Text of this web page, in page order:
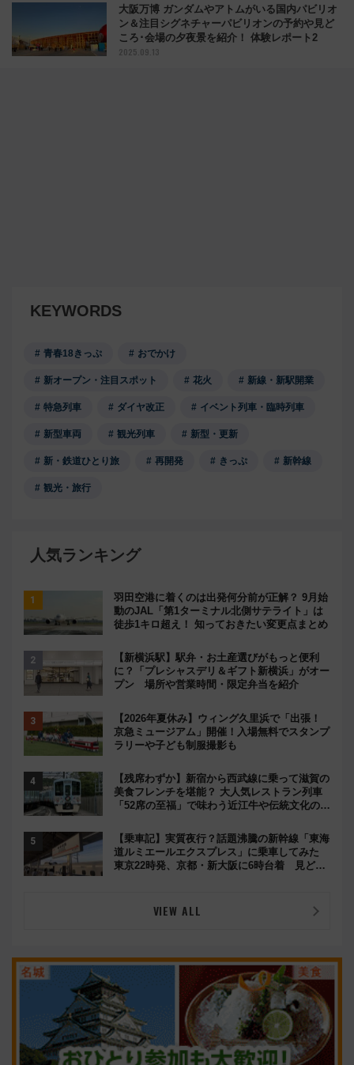
大阪万博 ガンダムやアトムがいる国内パビリオ
ン＆注目シグネチャーパビリオンの予約や見ど
ころ･会場の夕夜景を紹介！ 体験レポート2
2025.09.13
KEYWORDS
青春18きっぷ おでかけ
新オープン・注目スポット 花火 新線・新駅開業
特急列車 ダイヤ改正 イベント列車・臨時列車
新型車両 観光列車 新型・更新
新・鉄道ひとり旅 再開発 きっぷ 新幹線
観光・旅行
人気ランキング
羽田空港に着くのは出発何分前が正解？ 9月始
動のJAL「第1ターミナル北側サテライト」は
徒歩1キロ超え！ 知っておきたい変更点まとめ
【新横浜駅】駅弁・お土産選びがもっと便利
に？「プレシャスデリ＆ギフト新横浜」がオー
プン 場所や営業時間・限定弁当を紹介
【2026年夏休み】ウィング久里浜で「出張！
京急ミュージアム」開催！入場無料でスタンプ
ラリーや子ども制服撮影も
【残席わずか】新宿から西武線に乗って滋賀の
美食フレンチを堪能？ 大人気レストラン列車
「52席の至福」で味わう近江牛や伝統文化の特
【乗車記】実質夜行？話題沸騰の新幹線「東海
道ルミエールエクスプレス」に乗車してみた
東京22時発、京都・新大阪に6時台着 見どこ
VIEW ALL